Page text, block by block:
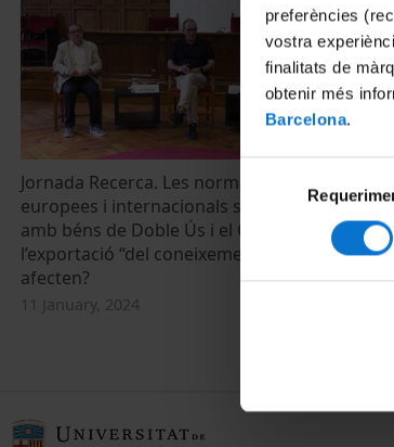
preferències
vostra
finalitats de
obtenir més
Barcelona.
consentiment
Jornada Recerca. Les normatives
europees i internacionals sobre recerca
amb béns de Doble Ús i el Control a
l’exportació “del coneixement”: com ens
afecten?
11 January, 2024